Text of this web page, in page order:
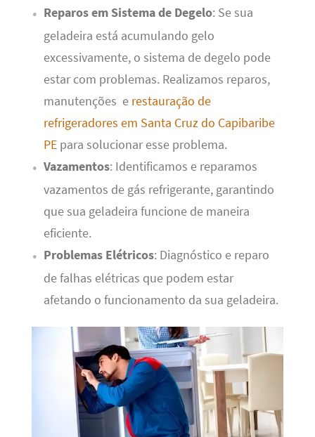
Reparos em Sistema de Degelo: Se sua
geladeira está acumulando gelo
excessivamente, o sistema de degelo pode
estar com problemas. Realizamos reparos,
manutenções e restauração de
refrigeradores em Santa Cruz do Capibaribe
PEpara solucionar esse problema.
Vazamentos: Identificamos e reparamos
vazamentos de gás refrigerante, garantindo
que sua geladeira funcione de maneira
eficiente.
Problemas Elétricos: Diagnóstico e reparo
de falhas elétricas que podem estar
afetando o funcionamento da sua geladeira.